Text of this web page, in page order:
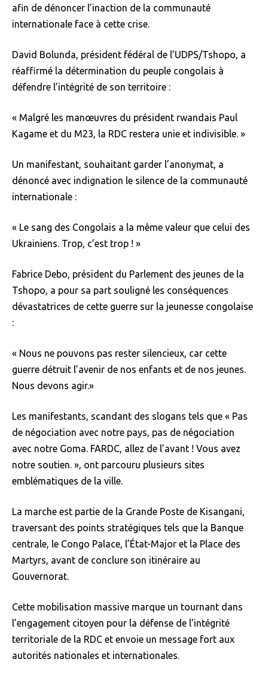
afin de dénoncer l’inaction de la communauté
internationale face à cette crise.
David Bolunda, président fédéral de l’UDPS/Tshopo, a
réaffirmé la détermination du peuple congolais à
défendre l’intégrité de son territoire :
« Malgré les manœuvres du président rwandais Paul
Kagame et du M23, la RDC restera unie et indivisible. »
Un manifestant, souhaitant garder l’anonymat, a
dénoncé avec indignation le silence de la communauté
internationale :
« Le sang des Congolais a la même valeur que celui des
Ukrainiens. Trop, c’est trop ! »
Fabrice Debo, président du Parlement des jeunes de la
Tshopo, a pour sa part souligné les conséquences
dévastatrices de cette guerre sur la jeunesse congolaise
:
« Nous ne pouvons pas rester silencieux, car cette
guerre détruit l’avenir de nos enfants et de nos jeunes.
Nous devons agir.»
Les manifestants, scandant des slogans tels que « Pas
de négociation avec notre pays, pas de négociation
avec notre Goma. FARDC, allez de l’avant ! Vous avez
notre soutien. », ont parcouru plusieurs sites
emblématiques de la ville.
La marche est partie de la Grande Poste de Kisangani,
traversant des points stratégiques tels que la Banque
centrale, le Congo Palace, l’État-Major et la Place des
Martyrs, avant de conclure son itinéraire au
Gouvernorat.
Cette mobilisation massive marque un tournant dans
l’engagement citoyen pour la défense de l’intégrité
territoriale de la RDC et envoie un message fort aux
autorités nationales et internationales.